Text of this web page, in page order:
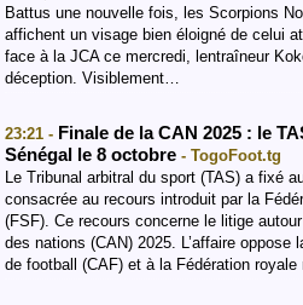
Battus une nouvelle fois, les Scorpions
affichent un visage bien éloigné de celui
face à la JCA ce mercredi, lentraîneur
déception. Visiblement…
23:21 - Finale de la CAN 2025 : le
Sénégal le 8 octobre - TogoFoot.tg
Le Tribunal arbitral du sport (TAS) a fixé
consacrée au recours introduit par la
(FSF). Ce recours concerne le litige
des nations (CAN) 2025. L’affaire oppose
de football (CAF) et à la Fédération